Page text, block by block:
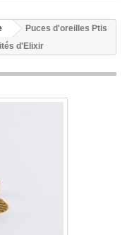
Puces d'oreilles Ptis
d'Elixir